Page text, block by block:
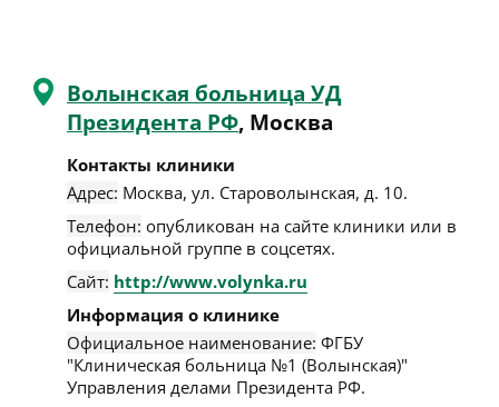
Волынская больница УД
Президента РФ, Москва
Контакты клиники
Адрес: Москва, ул. Староволынская, д. 10.
Телефон: опубликован на сайте клиники или в
официальной группе в соцсетях.
Сайт: http://www.volynka.ru
Информация о клинике
Официальное наименование: ФГБУ
"Клиническая больница №1 (Волынская)"
Управления делами Президента РФ.